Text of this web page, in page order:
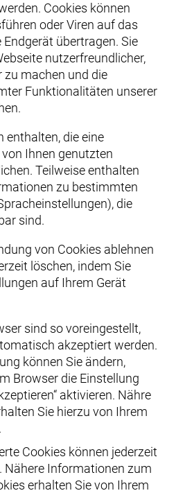
Cookies können
oder Viren auf das
übertragen. Sie
nutzerfreundlicher,
zu machen und die
Funktionalitäten unserer
enthalten, die eine
Ihnen genutzten
Teilweise enthalten
zu bestimmten
die
sind.
von Cookies ablehnen
löschen, indem Sie
auf Ihrem Gerät
sind so voreingestellt,
akzeptiert werden.
können Sie ändern,
Browser die Einstellung
aktivieren. Nähre
Sie hierzu von Ihrem
Cookies können jederzeit
Nähere Informationen zum
erhalten Sie von Ihrem